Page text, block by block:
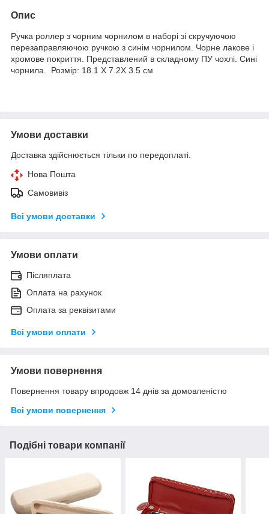
Опис
Ручка роллер з чорним чорнилом в наборі зі скручуючою
перезаправляючою ручкою з синім чорнилом. Чорне лакове і
хромове покриття. Представлений в складному ПУ чохлі. Сині
чорнила. Розмір: 18.1 X 7.2X 3.5 см
Умови доставки
Доставка здійснюється тільки по передоплаті.
Нова Пошта
Самовивіз
Всі умови доставки
Умови оплати
Післяплата
Оплата на рахунок
Оплата за реквізитами
Всі умови оплати
Умови повернення
Повернення товару впродовж 14 днів за домовленістю
Всі умови повернення
Подібні товари компанії